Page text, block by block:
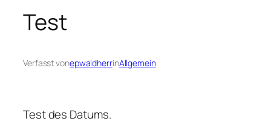
Test
Verfasst vonepwaldherrinAllgemein
Test des Datums.